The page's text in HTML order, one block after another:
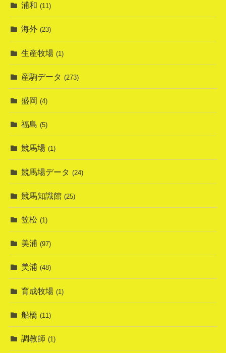
浦和 (11)
海外 (23)
生産牧場 (1)
産駒データ (273)
盛岡 (4)
福島 (5)
競馬場 (1)
競馬場データ (24)
競馬知識館 (25)
笠松 (1)
美浦 (97)
美浦 (48)
育成牧場 (1)
船橋 (11)
調教師 (1)